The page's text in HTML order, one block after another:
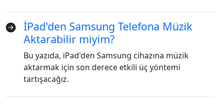
İPad'den Samsung Telefona Müzik
Aktarabilir miyim?
Bu yazıda, iPad'den Samsung cihazına müzik
aktarmak için son derece etkili üç yöntemi
tartışacağız.